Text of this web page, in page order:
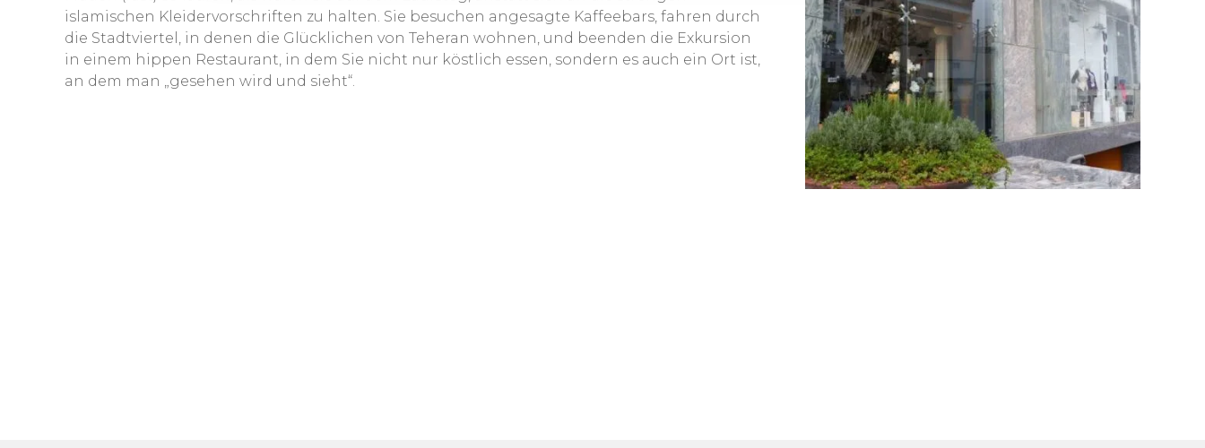
islamischen Kleidervorschriften zu halten. Sie besuchen angesagte Kaffeebars, fahren durch
die Stadtviertel, in denen die Glücklichen von Teheran wohnen, und beenden die Exkursion
in einem hippen Restaurant, in dem Sie nicht nur köstlich essen, sondern es auch ein Ort ist,
an dem man „gesehen wird und sieht“.